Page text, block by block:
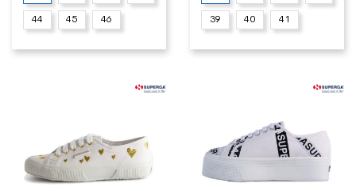
44 45 46 39 40 41